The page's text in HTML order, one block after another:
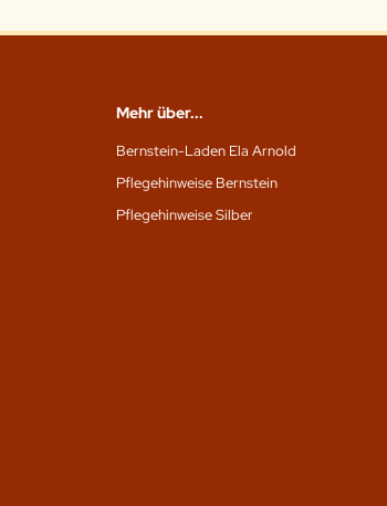
Mehr über...
Bernstein-Laden Ela Arnold
Pflegehinweise Bernstein
Pflegehinweise Silber